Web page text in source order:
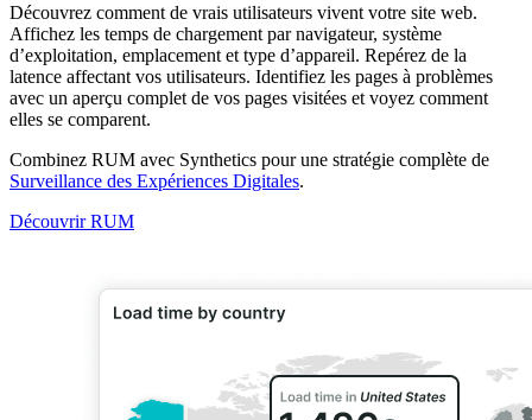
Découvrez comment de vrais utilisateurs vivent votre site web.
Affichez les temps de chargement par navigateur, système
d’exploitation, emplacement et type d’appareil. Repérez de la
latence affectant vos utilisateurs. Identifiez les pages à problèmes
avec un aperçu complet de vos pages visitées et voyez comment
elles se comparent.
Combinez RUM avec Synthetics pour une stratégie complète de
Surveillance des Expériences Digitales.
Découvrir RUM